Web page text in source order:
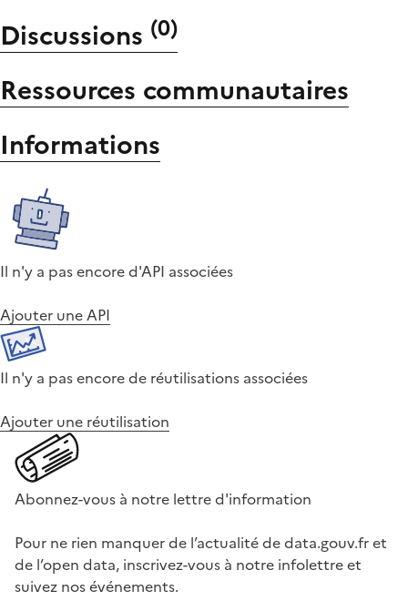
Discussions (0)
Ressources communautaires
Informations
Il n'y a pas encore d'API associées
Ajouter une API
Il n'y a pas encore de réutilisations associées
Ajouter une réutilisation
Abonnez-vous à notre lettre d'information
Pour ne rien manquer de l’actualité de data.gouv.fr et
de l’open data, inscrivez-vous à notre infolettre et
suivez nos événements.